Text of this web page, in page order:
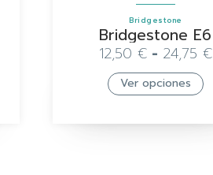
Bridgestone
Bridgestone E6
12,50 € - 24,75 €
Ver opciones